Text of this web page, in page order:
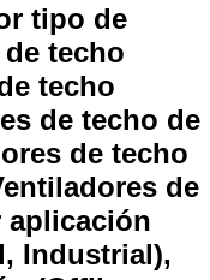
tipo de
techo
techo
de techo de
de techo
de
aplicación
Industrial),